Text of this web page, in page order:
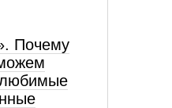
Почему
любимые